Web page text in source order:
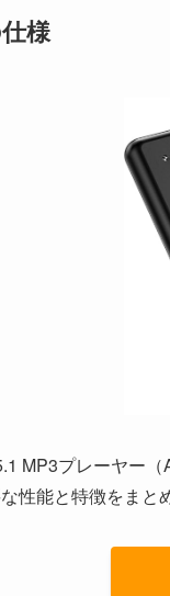
様
MP3プレーヤー（
性能と特徴をまと